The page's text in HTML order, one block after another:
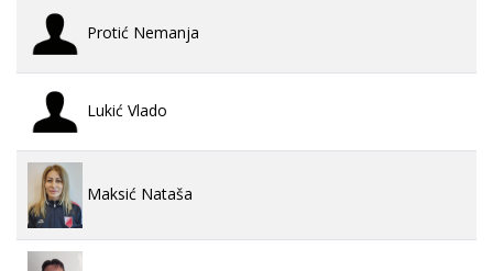
Protić Nemanja
Lukić Vlado
Maksić Nataša